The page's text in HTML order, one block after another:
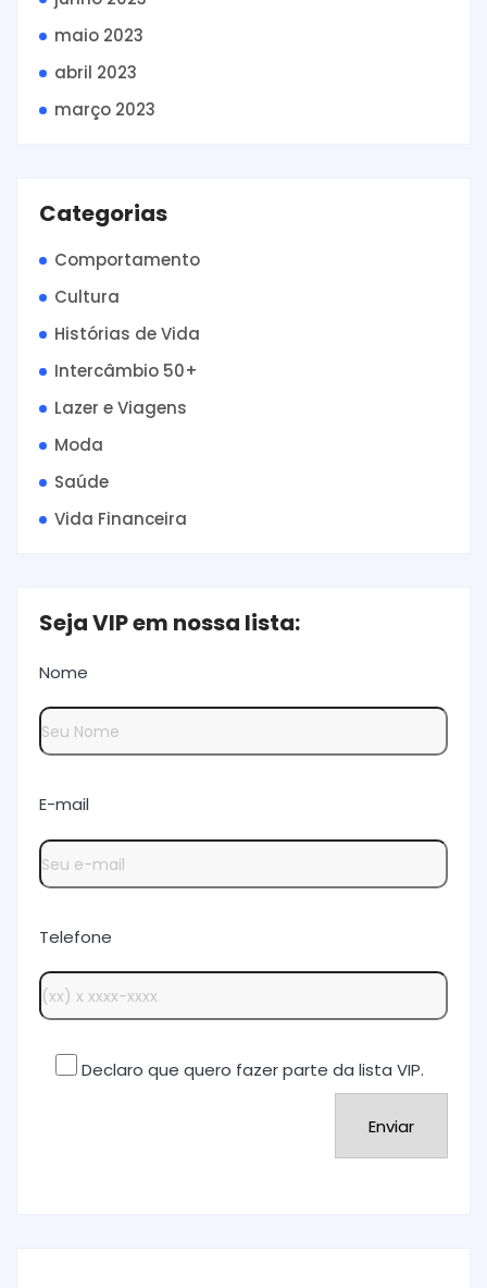
maio 2023
abril 2023
março 2023
Categorias
Comportamento
Cultura
Histórias de Vida
Intercâmbio 50+
Lazer e Viagens
Moda
Saúde
Vida Financeira
Seja VIP em nossa lista:
Nome
E-mail
Telefone
Declaro que quero fazer parte da lista VIP.